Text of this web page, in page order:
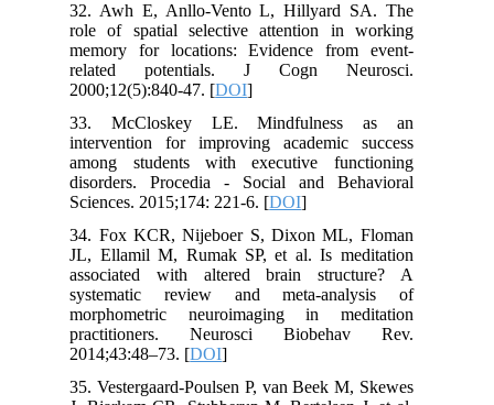
32. Awh E, Anllo-Vento L, Hillyard SA. The
role of spatial selective attention in working
memory for locations: Evidence from event-
related potentials. J Cogn Neurosci.
2000;12(5):840-47. [DOI
33. McCloskey LE. Mindfulness as an
intervention for improving academic success
among students with executive functioning
disorders. Procedia - Social and Behavioral
Sciences. 2015;174: 221-6. [DOI
34. Fox KCR, Nijeboer S, Dixon ML, Floman
JL, Ellamil M, Rumak SP, et al. Is meditation
associated with altered brain structure? A
systematic review and meta-analysis of
morphometric neuroimaging in meditation
practitioners. Neurosci Biobehav Rev.
2014;43:48–73. [DOI
35. Vestergaard-Poulsen P, van Beek M, Skewes